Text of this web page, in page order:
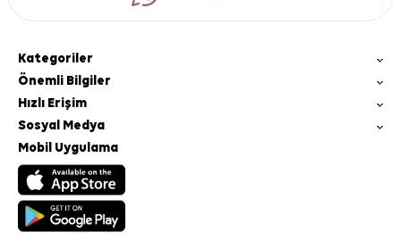
Kategoriler
Önemli Bilgiler
Hızlı Erişim
Sosyal Medya
Mobil Uygulama